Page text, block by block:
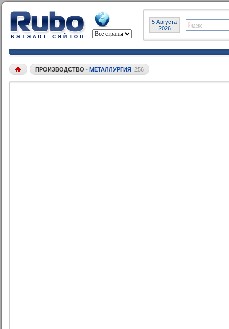
5 Августа
2026
ПРОИЗВОДСТВО • МЕТАЛЛУРГИЯ 256